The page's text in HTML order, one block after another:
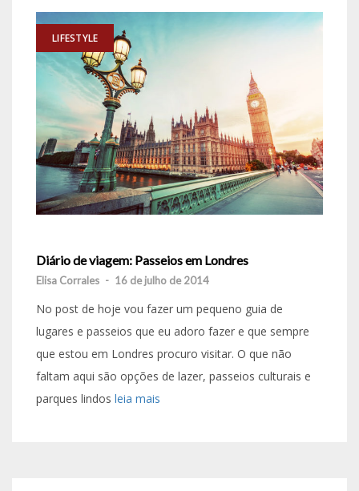
LIFESTYLE
Diário de viagem: Passeios em Londres
Elisa Corrales - 16 de julho de 2014
No post de hoje vou fazer um pequeno guia de
lugares e passeios que eu adoro fazer e que sempre
que estou em Londres procuro visitar. O que não
faltam aqui são opções de lazer, passeios culturais e
parques lindos leia mais